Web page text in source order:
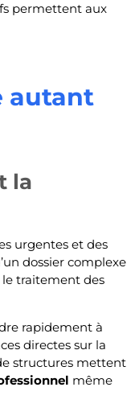
permettent aux
autant
la
urgentes et des
dossier complexe
le traitement des
rapidement à
directes sur la
structures mettent
même